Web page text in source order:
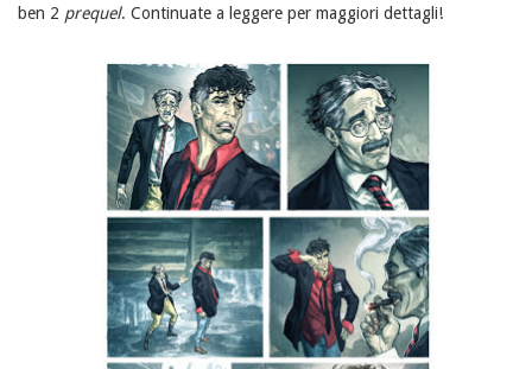
ben 2 prequel. Continuate a leggere per maggiori dettagli!